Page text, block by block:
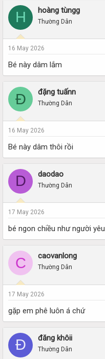
H hoàng tùngg
Thường Dân
16 May 2026
Bé này dâm lắm
Đ đặng tuấnn
Thường Dân
16 May 2026
Bé này dâm thôi rồi
D daodao
Thường Dân
17 May 2026
bé ngon chiều như người yêu
C caovanlong
Thường Dân
17 May 2026
gặp em phê luôn á chứ
Đ đăng khôii
Thường Dân